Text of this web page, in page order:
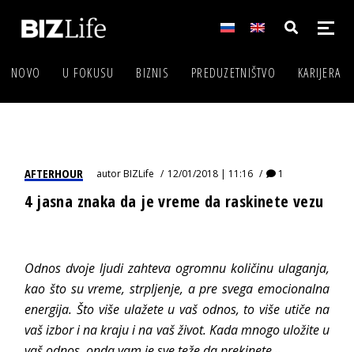
NOVO U FOKUSU BIZNIS PREDUZETNIŠTVO KARIJERA
AFTERHOUR autorBIZLife 12/01/2018 | 11:16 1
4 jasna znaka da je vreme da raskinete vezu
Odnos dvoje ljudi zahteva ogromnu količinu ulaganja,
kao što su vreme, strpljenje, a pre svega emocionalna
energija. Što više ulažete u vaš odnos, to više utiče na
vaš izbor i na kraju i na vaš život. Kada mnogo uložite u